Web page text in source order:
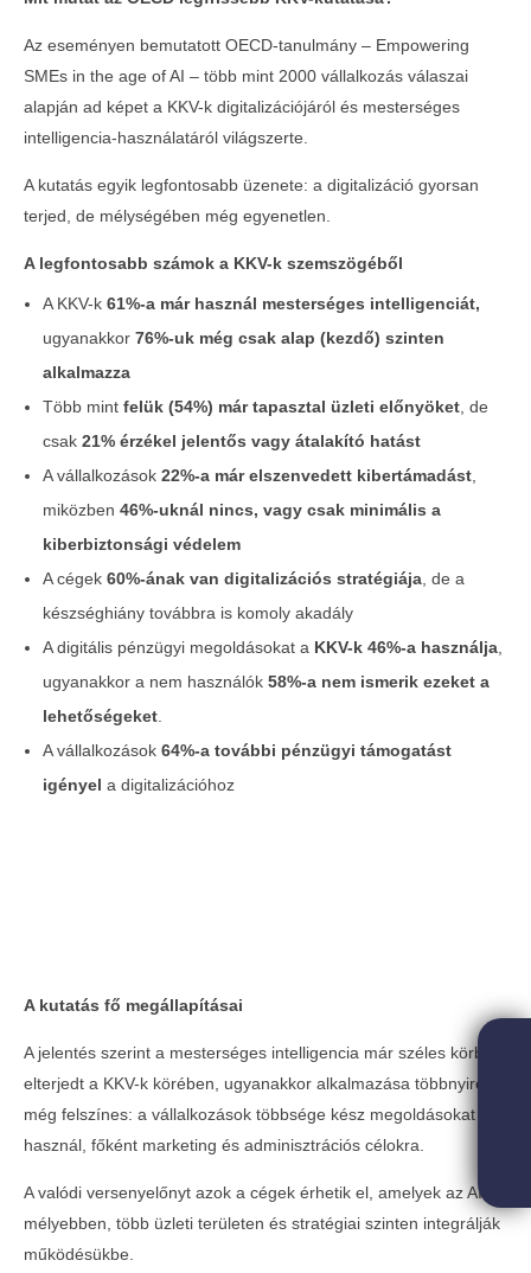
Teltházas FIVOSZ Garden Party-t tartottunk
a Continental CityGolf Clubban
2026-
Egyedi lehetőség FIVOSZ-tagoknak!
2026-
Az eseményen bemutatott OECD-tanulmány – Empowering
SMEs in the age of AI – több mint 2000 vállalkozás válaszai
alapján ad képet a KKV-k digitalizációjáról és mesterséges
intelligencia-használatáról világszerte.
A kutatás egyik legfontosabb üzenete: a digitalizáció gyorsan
terjed, de mélységében még egyenetlen.
A legfontosabb számok a KKV-k szemszögéből
A KKV-k 61%-a már használ mesterséges intelligenciát,
ugyanakkor 76%-uk még csak alap (kezdő) szinten
alkalmazza
Több mint felük (54%) már tapasztal üzleti előnyöket , de
csak 21% érzékel jelentős vagy átalakító hatást
A vállalkozások 22%-a már elszenvedett kibertámadást
miközben 46%-uknál nincs, vagy csak minimális a
kiberbiztonsági védelem
A cégek 60%-ának van digitalizációs stratégiája , de a
készséghiány továbbra is komoly akadály
A digitális pénzügyi megoldásokat a KKV-k 46%-a használja
ugyanakkor a nem használók 58%-a nem ismerik ezeket a
lehetőségeket
A vállalkozások 64%-a további pénzügyi támogatást
igényel a digitalizációhoz
A kutatás fő megállapításai
A jelentés szerint a mesterséges intelligencia már széles körben
elterjedt a KKV-k körében, ugyanakkor alkalmazása többnyire
még felszínes: a vállalkozások többsége kész megoldásokat
használ, főként marketing és adminisztrációs célokra.
A valódi versenyelőnyt azok a cégek érhetik el, amelyek az AI-t
mélyebben, több üzleti területen és stratégiai szinten integrálják
működésükbe.